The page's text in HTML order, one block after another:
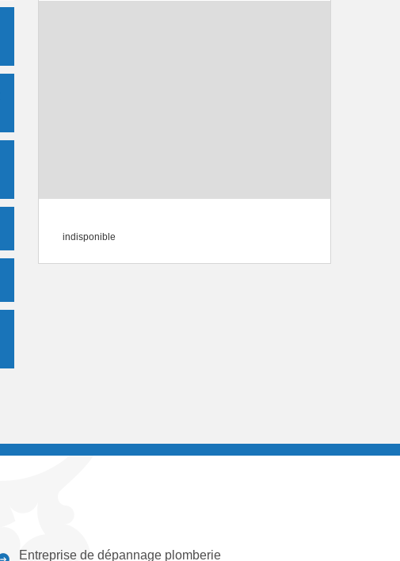
indisponible
Entreprise de dépannage plomberie